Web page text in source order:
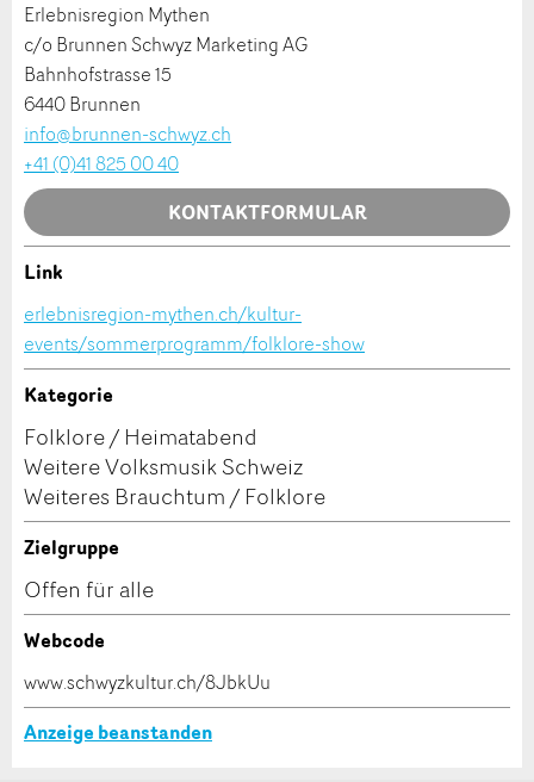
Nachricht
* Eingabe erforderlich
Zur Qualitätssicherung wird eine Kopie der E-Mail
an guidle übermittelt.
NACHRICHT SENDEN
Schliessen
* Eingabe erforderlich
ANZEIGE WEITEREMPFEHLEN
Schliessen
Adresszusatz:
Telefon *:
Nachricht:
Information: Zur Qualitätssicherung wird eine Kopie der
E-Mail an guidle gesendet.
PolicyandTerms of Serviceapply.
Erlebnisregion Mythen
c/o Brunnen Schwyz Marketing AG
Bahnhofstrasse 15
6440 Brunnen
info@brunnen-schwyz.ch
+41 (0)41 825 00 40
KONTAKTFORMULAR
Kontakt
Verfassen Sie eine Nachricht für die Kontaktpersonen
dieser Anzeige.
Link
erlebnisregion-mythen.ch/kultur-
events/sommerprogramm/folklore-show
Kategorie
Folklore / Heimatabend
Weitere Volksmusik Schweiz
Weiteres Brauchtum / Folklore
Zielgruppe
Offen für alle
Webcode
www.schwyzkultur.ch/8JbkUu
Anzeige beanstanden